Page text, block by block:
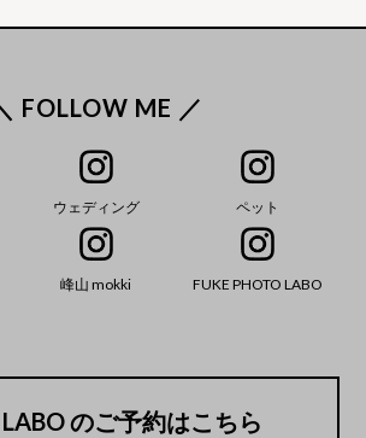
FOLLOW ME ／
ウェディング ペット
峰山 mokki FUKE PHOTO LABO
のご予約はこちら